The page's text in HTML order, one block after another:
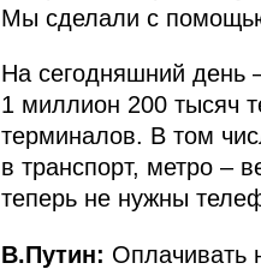
Мы сделали с
На сегодняшний день
1 миллион 200 тысяч
терминалов. В том
в транспорт, метро –
теперь не нужны
В.Путин: Оплачивать